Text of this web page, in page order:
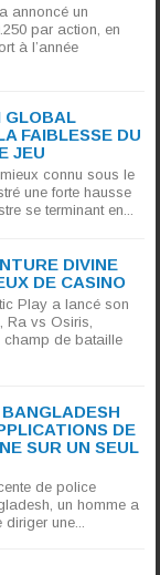
annoncé un
par action, en
à l’année
GLOBAL
FAIBLESSE DU
JEU
connu sous le
une forte hausse
se terminant en...
DIVINE
DE CASINO
Play a lancé son
Ra vs Osiris,
champ de bataille
DE
SUR UN SEUL
de police
un homme a
diriger une...